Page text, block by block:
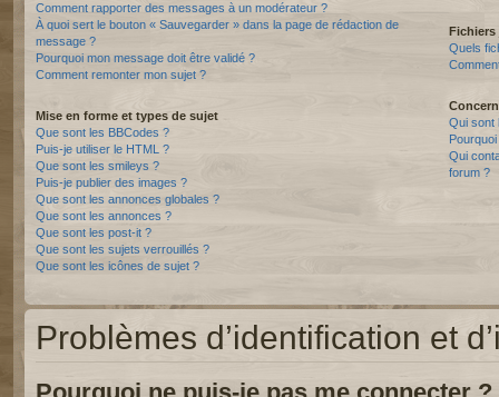
Comment rapporter des messages à un modérateur ?
À quoi sert le bouton « Sauvegarder » dans la page de rédaction de
message ?
Pourquoi mon message doit être validé ?
Comment remonter mon sujet ?
Mise en forme et types de sujet
Que sont les BBCodes ?
Puis-je utiliser le HTML ?
Que sont les smileys ?
Puis-je publier des images ?
Que sont les annonces globales ?
Que sont les annonces ?
Que sont les post-it ?
Que sont les sujets verrouillés ?
Que sont les icônes de sujet ?
Quels
Qui sont
Qui
forum ?
Problèmes d’identification et